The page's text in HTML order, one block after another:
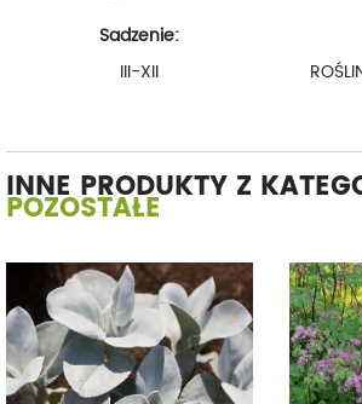
Sadzenie:
III-XII
INNE PRODUKTY Z
POZOSTAŁE